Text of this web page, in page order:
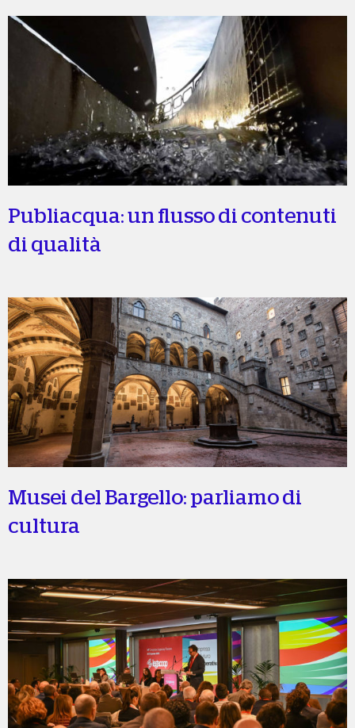
Publiacqua: un flusso di contenuti
di qualità
Musei del Bargello: parliamo di
cultura